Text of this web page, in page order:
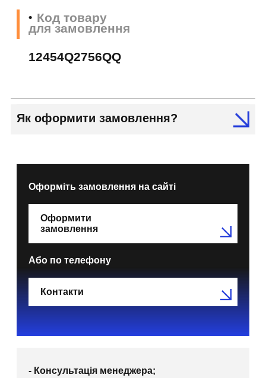
Код товару
для замовлення
12454Q2756QQ
Як оформити замовлення?
Оформіть замовлення на сайті
Оформити
замовлення
Або по телефону
Контакти
- Консультація менеджера;